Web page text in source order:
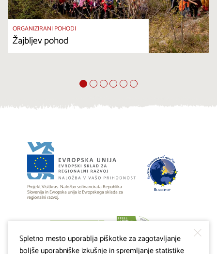
ORGANIZIRANI POHODI
Žajbljev pohod
Projekt Visitkras. Naložbo sofinancirata Republika
Slovenija in Evropska unija iz Evropskega sklada za
regionalni razvoj.
Spletno mesto uporablja piškotke za zagotavljanje
boljše uporabniške izkušnje in spremljanje statistike